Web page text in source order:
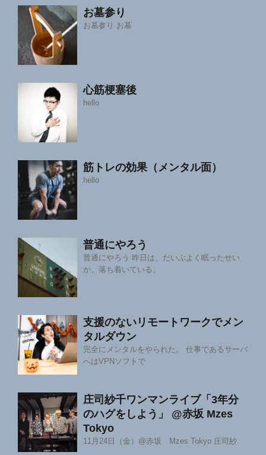
お墓参り
お墓参り お墓
心筋梗塞後
hello
筋トレの効果（メンタル面）
hello
普通にやろう
普通にやろう 昨日は、だいぶよく眠ったせい
か、落ち着いている。
支援のないリモートワークでメン
タルダウン
完全にメンタルをやられた。 仕事であるサーバ
へはVPNソフトで
庄司紗千ワンマンライブ「3年分
のハグをしよう」 @赤坂 Mzes
Tokyo
11月24日（金）@赤坂 Mzes Tokyo 庄司紗